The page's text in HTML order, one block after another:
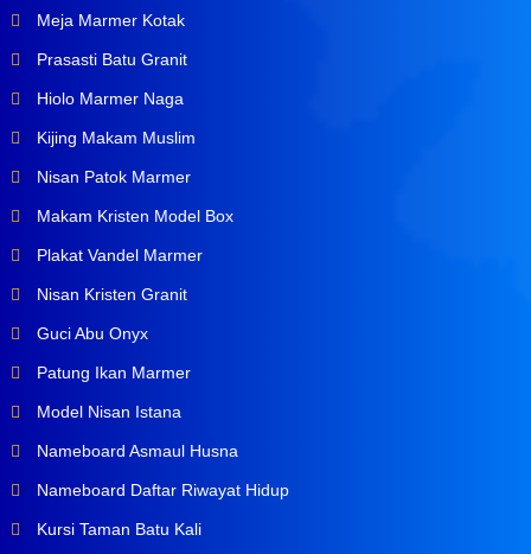
Meja Marmer Kotak
Prasasti Batu Granit
Hiolo Marmer Naga
Kijing Makam Muslim
Nisan Patok Marmer
Makam Kristen Model Box
Plakat Vandel Marmer
Nisan Kristen Granit
Guci Abu Onyx
Patung Ikan Marmer
Model Nisan Istana
Nameboard Asmaul Husna
Nameboard Daftar Riwayat Hidup
Kursi Taman Batu Kali